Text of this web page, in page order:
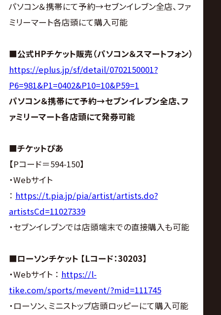
パソコン＆携帯にて予約→セブンイレブン全店、ファ
ミリーマート各店頭にて購入可能
■公式HPチケット販売（パソコン＆スマートフォン）
https://eplus.jp/sf/detail/0702150001?
P6=981&P1=0402&P10=10&P59=1
パソコン＆携帯にて予約→セブンイレブン全店、フ
ァミリーマート各店頭にて発券可能
■チケットぴあ
【Pコード＝594-150】
・Webサイト
： https://t.pia.jp/pia/artist/artists.do?
artistsCd=11027339
・セブンイレブンでは店頭端末での直接購入も可能
■ローソンチケット 【Lコード：30203】
・Webサイト ： https://l-
tike.com/sports/mevent/?mid=111745
・ローソン、ミニストップ店頭ロッピーにて購入可能